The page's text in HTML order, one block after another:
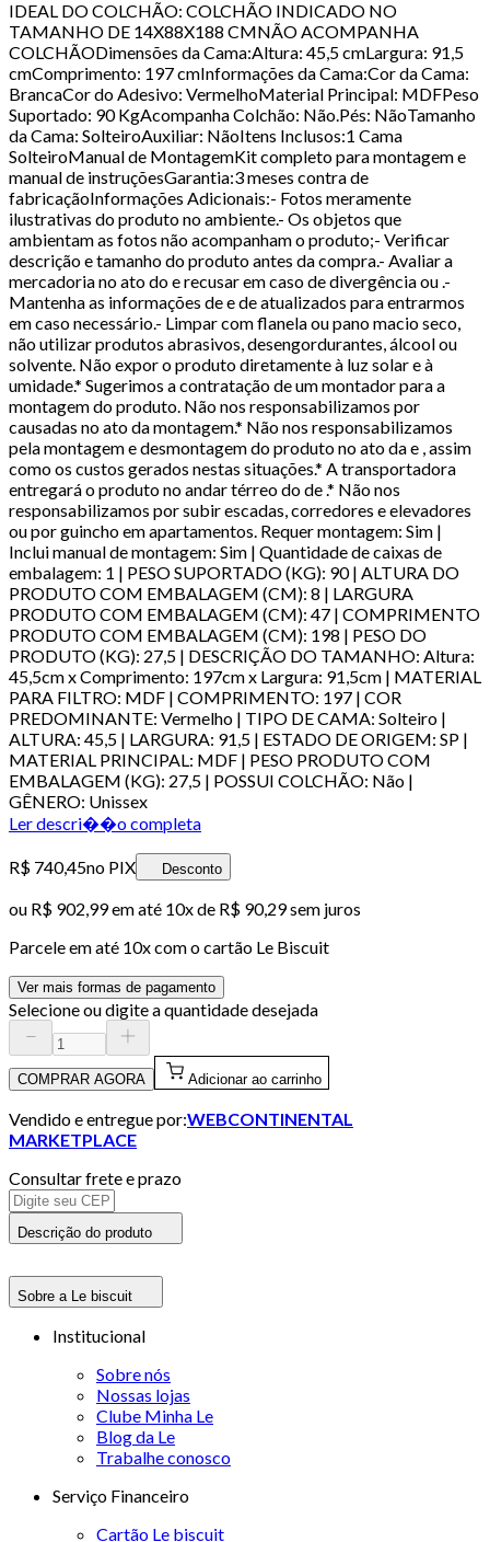
IDEAL DO COLCHÃO: COLCHÃO INDICADO NO
TAMANHO DE 14X88X188 CMNÃO ACOMPANHA
COLCHÃODimensões da Cama:Altura: 45,5 cmLargura: 91,5
cmComprimento: 197 cmInformações da Cama:Cor da Cama:
BrancaCor do Adesivo: VermelhoMaterial Principal: MDFPeso
Suportado: 90 KgAcompanha Colchão: Não.Pés: NãoTamanho
da Cama: SolteiroAuxiliar: NãoItens Inclusos:1 Cama
SolteiroManual de MontagemKit completo para montagem e
manual de instruçõesGarantia:3 meses contra de
fabricaçãoInformações Adicionais:- Fotos meramente
ilustrativas do produto no ambiente.- Os objetos que
ambientam as fotos não acompanham o produto;- Verificar
descrição e tamanho do produto antes da compra.- Avaliar a
mercadoria no ato do e recusar em caso de divergência ou .-
Mantenha as informações de e de atualizados para entrarmos
em caso necessário.- Limpar com flanela ou pano macio seco,
não utilizar produtos abrasivos, desengordurantes, álcool ou
solvente. Não expor o produto diretamente à luz solar e à
umidade.* Sugerimos a contratação de um montador para a
montagem do produto. Não nos responsabilizamos por
causadas no ato da montagem.* Não nos responsabilizamos
pela montagem e desmontagem do produto no ato da e , assim
como os custos gerados nestas situações.* A transportadora
entregará o produto no andar térreo do de .* Não nos
responsabilizamos por subir escadas, corredores e elevadores
ou por guincho em apartamentos. Requer montagem: Sim |
Inclui manual de montagem: Sim | Quantidade de caixas de
embalagem: 1 | PESO SUPORTADO (KG): 90 | ALTURA DO
PRODUTO COM EMBALAGEM (CM): 8 | LARGURA
PRODUTO COM EMBALAGEM (CM): 47 | COMPRIMENTO
PRODUTO COM EMBALAGEM (CM): 198 | PESO DO
PRODUTO (KG): 27,5 | DESCRIÇÃO DO TAMANHO: Altura:
45,5cm x Comprimento: 197cm x Largura: 91,5cm | MATERIAL
PARA FILTRO: MDF | COMPRIMENTO: 197 | COR
PREDOMINANTE: Vermelho | TIPO DE CAMA: Solteiro |
ALTURA: 45,5 | LARGURA: 91,5 | ESTADO DE ORIGEM: SP |
MATERIAL PRINCIPAL: MDF | PESO PRODUTO COM
EMBALAGEM (KG): 27,5 | POSSUI COLCHÃO: Não |
GÊNERO: Unissex
Ler descri��o completa
R$ 740,45no PIX Desconto
ou R$ 902,99em até 10x de R$ 90,29 sem juros
Parcele em até 10x com o cartão Le Biscuit
Ver mais formas de pagamento
Selecione ou digite a quantidade desejada
COMPRAR AGORA Adicionar ao carrinho
Vendido e entregue por:WEBCONTINENTAL
MARKETPLACE
Consultar frete e prazo
Descrição do produto
Sobre a Le biscuit
Institucional
Sobre nós
Nossas lojas
Clube Minha Le
Blog da Le
Trabalhe conosco
Serviço Financeiro
Cartão Le biscuit